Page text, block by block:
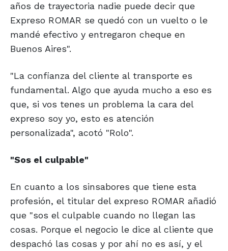
años de trayectoria nadie puede decir que
Expreso ROMAR se quedó con un vuelto o le
mandé efectivo y entregaron cheque en
Buenos Aires".
"La confianza del cliente al transporte es
fundamental. Algo que ayuda mucho a eso es
que, si vos tenes un problema la cara del
expreso soy yo, esto es atención
personalizada", acotó "Rolo".
"Sos el culpable"
En cuanto a los sinsabores que tiene esta
profesión, el titular del expreso ROMAR añadió
que "sos el culpable cuando no llegan las
cosas. Porque el negocio le dice al cliente que
despachó las cosas y por ahí no es así, y el